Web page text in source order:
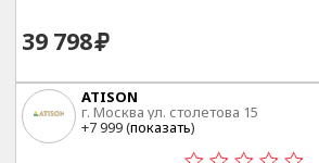
39 798
ATISON
г. Москва ул. столетова 15
+7 999 (показать)